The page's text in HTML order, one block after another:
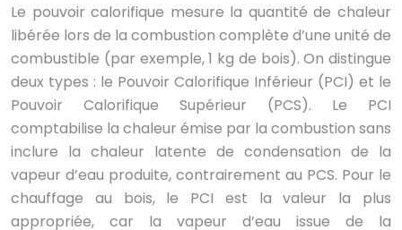
Le pouvoir calorifique mesure la quantité de chaleur
libérée lors de la combustion complète d’une unité de
combustible (par exemple, 1 kg de bois). On distingue
deux types : le Pouvoir Calorifique Inférieur (PCI) et le
Pouvoir Calorifique Supérieur (PCS). Le PCI
comptabilise la chaleur émise par la combustion sans
inclure la chaleur latente de condensation de la
vapeur d’eau produite, contrairement au PCS. Pour le
chauffage au bois, le PCI est la valeur la plus
appropriée, car la vapeur d’eau issue de la